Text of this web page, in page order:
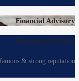
Financial Advisory
Financial Advisory
& strong reputation.